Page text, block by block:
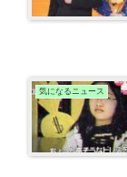
気になるニュース